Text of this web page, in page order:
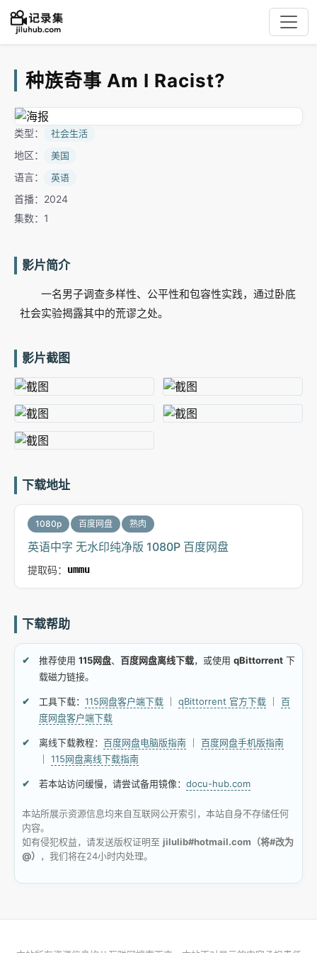
种族奇事 Am I Racist?
类型： 社会生活
地区： 美国
语言： 英语
首播：2024
集数：1
影片简介
一名男子调查多样性、公平性和包容性实践，通过卧底
社会实验揭露其中的荒谬之处。
影片截图
下载地址
1080p 百度网盘 熟肉
英语中字 无水印纯净版 1080P 百度网盘
提取码： ummu
下载帮助
推荐使用 115网盘、 百度网盘离线下载，或使用 qBittorrent 下
载磁力链接。
工具下载： 115网盘客户端下载 qBittorrent 官方下载
百
度网盘客户端下载
离线下载教程： 百度网盘电脑版指南
百度网盘手机版指南
115网盘离线下载指南
若本站访问缓慢，请尝试备用镜像： docu-hub.com
本站所展示资源信息均来自互联网公开索引，本站自身不存储任何
内容。
如有侵犯权益，请发送版权证明至 jilulib#hotmail.com（将#改为
@）
，我们将在24小时内处理。